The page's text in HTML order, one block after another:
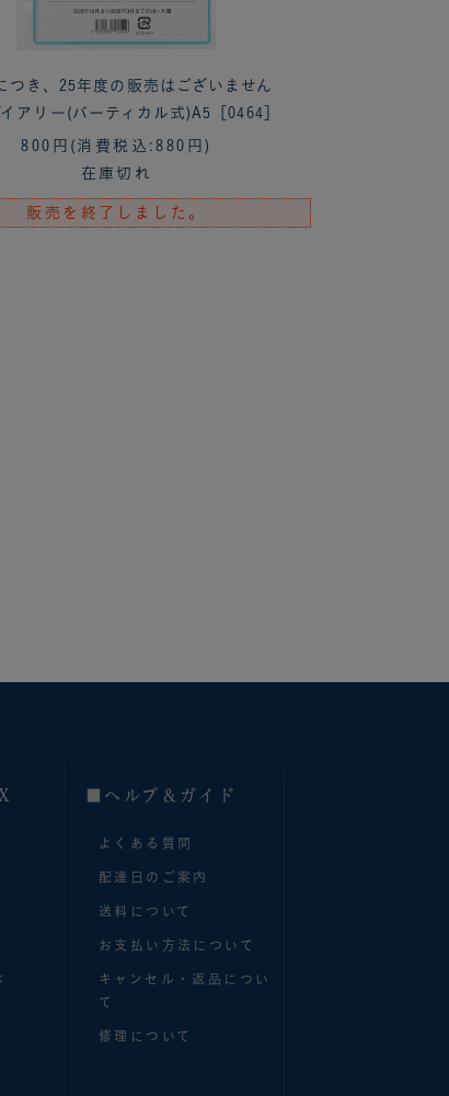
つき、25年度の販売はございません
アリー(バーティカル式)A5［0464］
800円 (消費税込:880円)
在庫切れ
販売を終了しました。
■へルプ＆ガイド
よくある質問
配達日のご案内
送料について
お支払い方法について
キャンセル・返品につい
て
修理について